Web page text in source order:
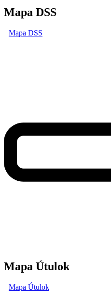
Mapa DSS
Mapa DSS
Mapa Útulok
Mapa Útulok